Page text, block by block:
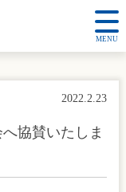
MENU
2022.2.23
協賛いたしま